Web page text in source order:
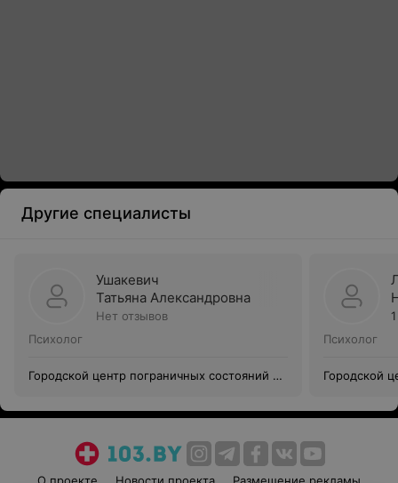
Другие специалисты
Ушакевич
Татьяна Александровна
Нет отзывов
Психолог
Городской центр пограничных состояний и
Психолог
Городской